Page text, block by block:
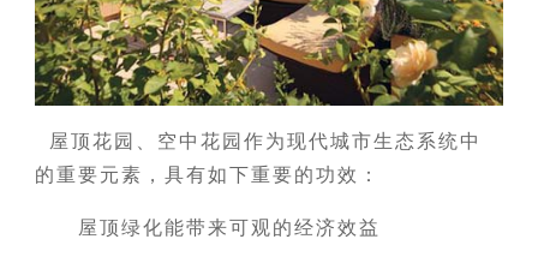
屋顶花园、空中花园作为现代城市生态系统中
的重要元素，具有如下重要的功效：
屋顶绿化能带来可观的经济效益